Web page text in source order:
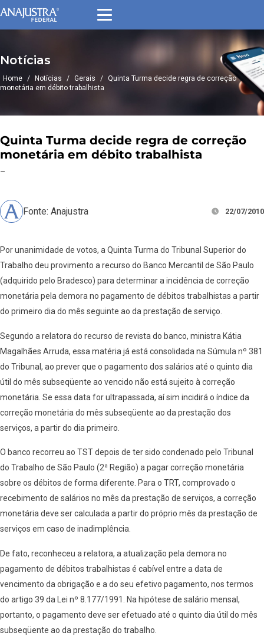
Notícias
Home / Notícias / Gerais / Quinta Turma decide regra de correção
monetária em débito trabalhista
Quinta Turma decide regra de correção
monetária em débito trabalhista
–
Fonte: Anajustra 22/07/2010
Por unanimidade de votos, a Quinta Turma do Tribunal Superior do
Trabalho deu provimento a recurso do Banco Mercantil de São Paulo
(adquirido pelo Bradesco) para determinar a incidência de correção
monetária pela demora no pagamento de débitos trabalhistas a partir
do primeiro dia do mês seguinte ao da prestação de serviço.
Segundo a relatora do recurso de revista do banco, ministra Kátia
Magalhães Arruda, essa matéria já está consolidada na Súmula nº 381
do Tribunal, ao prever que o pagamento dos salários até o quinto dia
útil do mês subseqüente ao vencido não está sujeito à correção
monetária. Se essa data for ultrapassada, aí sim incidirá o índice da
correção monetária do mês subseqüente ao da prestação dos
serviços, a partir do dia primeiro.
O banco recorreu ao TST depois de ter sido condenado pelo Tribunal
do Trabalho de São Paulo (2ª Região) a pagar correção monetária
sobre os débitos de forma diferente. Para o TRT, comprovado o
recebimento de salários no mês da prestação de serviços, a correção
monetária deve ser calculada a partir do próprio mês da prestação de
serviços em caso de inadimplência.
De fato, reconheceu a relatora, a atualização pela demora no
pagamento de débitos trabalhistas é cabível entre a data de
vencimento da obrigação e a do seu efetivo pagamento, nos termos
do artigo 39 da Lei nº 8.177/1991. Na hipótese de salário mensal,
portanto, o pagamento deve ser efetuado até o quinto dia útil do mês
subseqüente ao da prestação do trabalho.